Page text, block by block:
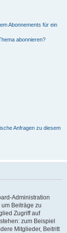
Abonnements für ein
abonnieren?
Anfragen zu diesem
Administration
Beiträge zu
Zugriff auf
zum Beispiel
Mitglieder, Beitritt